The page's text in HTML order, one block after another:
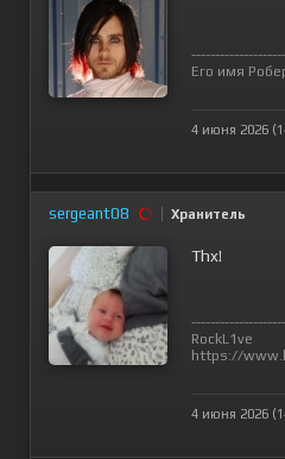
--------------------
Его имя
4 июня 2026
sergeant08 Хранитель
Thx!
--------------------
RockL1ve
https://
4 июня 2026